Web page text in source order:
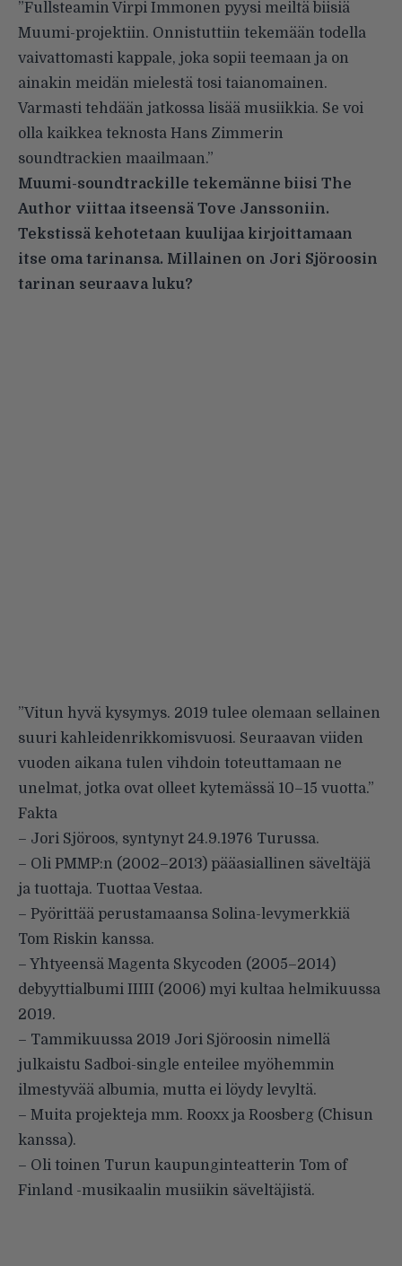
”Fullsteamin Virpi Immonen pyysi meiltä biisiä
Muumi-projektiin. Onnistuttiin tekemään todella
vaivattomasti kappale, joka sopii teemaan ja on
ainakin meidän mielestä tosi taianomainen.
Varmasti tehdään jatkossa lisää musiikkia. Se voi
olla kaikkea teknosta Hans Zimmerin
soundtrackien maailmaan.”
Muumi-soundtrackille tekemänne biisi The
Author viittaa itseensä Tove Janssoniin.
Tekstissä kehotetaan kuulijaa kirjoittamaan
itse oma tarinansa. Millainen on Jori Sjöroosin
tarinan seuraava luku?
”Vitun hyvä kysymys. 2019 tulee olemaan sellainen
suuri kahleidenrikkomisvuosi. Seuraavan viiden
vuoden aikana tulen vihdoin toteuttamaan ne
unelmat, jotka ovat olleet kytemässä 10–15 vuotta.”
Fakta
– Jori Sjöroos, syntynyt 24.9.1976 Turussa.
– Oli PMMP:n (2002–2013) pääasiallinen säveltäjä
ja tuottaja. Tuottaa Vestaa.
– Pyörittää perustamaansa Solina-levymerkkiä
Tom Riskin kanssa.
– Yhtyeensä Magenta Skycoden (2005–2014)
debyyttialbumi IIIII (2006) myi kultaa helmikuussa
2019.
– Tammikuussa 2019 Jori Sjöroosin nimellä
julkaistu Sadboi-single enteilee myöhemmin
ilmestyvää albumia, mutta ei löydy levyltä.
– Muita projekteja mm. Rooxx ja Roosberg (Chisun
kanssa).
– Oli toinen Turun kaupunginteatterin Tom of
Finland -musikaalin musiikin säveltäjistä.